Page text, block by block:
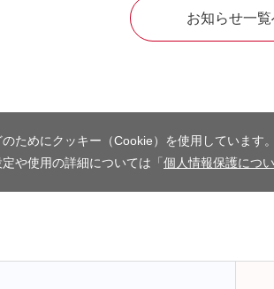
お知らせ一覧
ためにクッキー（Cookie）を使用していま
や使用の詳細については「 個人情報保護につ